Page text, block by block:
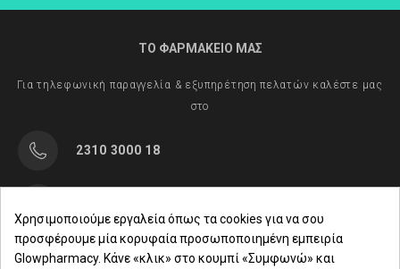
ΤΟ ΦΑΡΜΑΚΕΙΟ ΜΑΣ
Για τηλεφωνική παραγγελία & εξυπηρέτηση πελατών καλέστε μας
στο
2310 3000 18
Δευ. - Παρ.: 8:00 - 21:00
Χρησιμοποιούμε εργαλεία όπως τα cookies για να σου
προσφέρουμε μία κορυφαία προσωποποιημένη εμπειρία
Glowpharmacy. Κάνε «κλικ» στο κουμπί «Συμφωνώ» και